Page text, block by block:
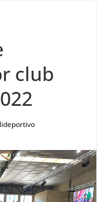
club